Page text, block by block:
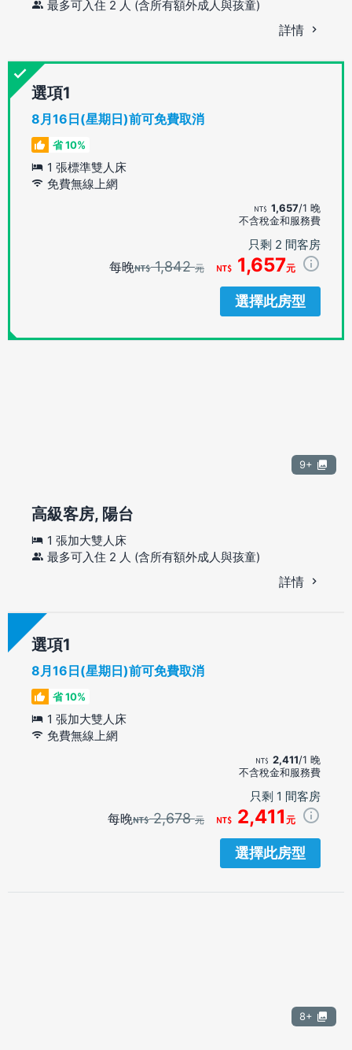
最多可入住 2 人 (含所有額外成人與孩童)
詳情
選項
8月16日(星期日)前可免費取消
省 10%
1 張標準雙人床
免費無線上網
1,657/1 晚
不含稅金和服務費
只剩 2 間客房
每晚 1,842元 1,657元
選擇此房型
9+
高級客房, 陽台
1 張加大雙人床
最多可入住 2 人 (含所有額外成人與孩童)
詳情
選項
8月16日(星期日)前可免費取消
省 10%
1 張加大雙人床
免費無線上網
2,411/1 晚
不含稅金和服務費
只剩 1 間客房
每晚 2,678元 2,411 元
選擇此房型
8+